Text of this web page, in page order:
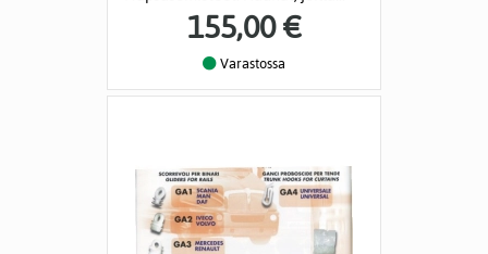
155,00 €
Varastossa